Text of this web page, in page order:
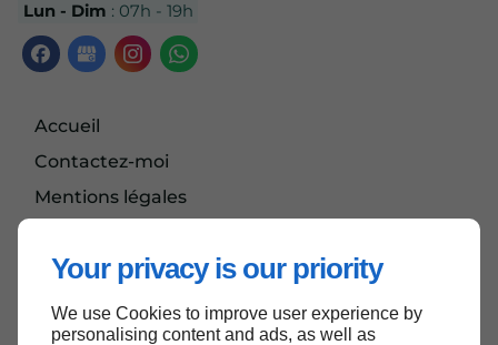
Your privacy is our priority
We use Cookies to improve user experience by
personalising content and ads, as well as
Lun - Dim : 07h - 19h
Accueil
Contactez-moi
Mentions légales
Haut de page